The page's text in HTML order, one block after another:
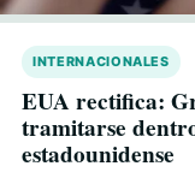
INTERNACIONALES
EUA rectifica:
tramitarse
estadounidense